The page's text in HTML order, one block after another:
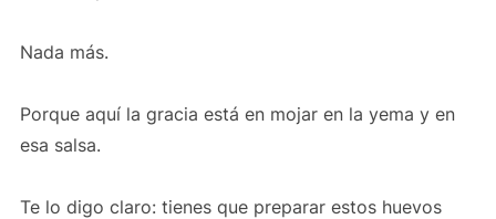
Nada más.
Porque aquí la gracia está en mojar en la yema y en
esa salsa.
Te lo digo claro: tienes que preparar estos huevos